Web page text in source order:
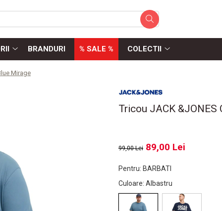
BRANDURI % SALE % COLECTII
Mirage
Tricou JACK
99,00 Lei 89,00 Lei
Pentru: BARBATI
Culoare: Albastru